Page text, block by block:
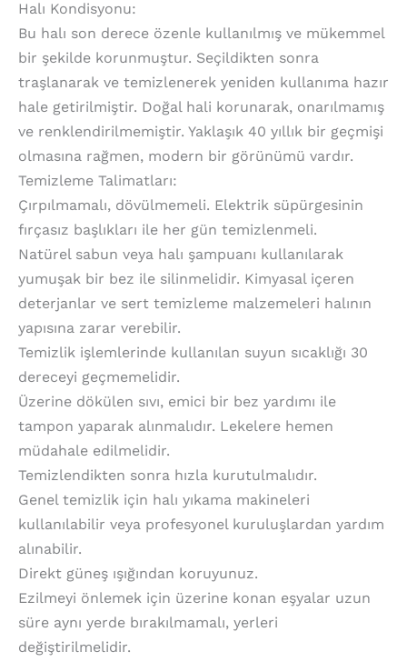
Halı Kondisyonu:
Bu halı son derece özenle kullanılmış ve mükemmel
bir şekilde korunmuştur. Seçildikten sonra
traşlanarak ve temizlenerek yeniden kullanıma hazır
hale getirilmiştir. Doğal hali korunarak, onarılmamış
ve renklendirilmemiştir. Yaklaşık 40 yıllık bir geçmişi
olmasına rağmen, modern bir görünümü vardır.
Temizleme Talimatları:
Çırpılmamalı, dövülmemeli. Elektrik süpürgesinin
fırçasız başlıkları ile her gün temizlenmeli.
Natürel sabun veya halı şampuanı kullanılarak
yumuşak bir bez ile silinmelidir. Kimyasal içeren
deterjanlar ve sert temizleme malzemeleri halının
yapısına zarar verebilir.
Temizlik işlemlerinde kullanılan suyun sıcaklığı 30
dereceyi geçmemelidir.
Üzerine dökülen sıvı, emici bir bez yardımı ile
tampon yaparak alınmalıdır. Lekelere hemen
müdahale edilmelidir.
Temizlendikten sonra hızla kurutulmalıdır.
Genel temizlik için halı yıkama makineleri
kullanılabilir veya profesyonel kuruluşlardan yardım
alınabilir.
Direkt güneş ışığından koruyunuz.
Ezilmeyi önlemek için üzerine konan eşyalar uzun
süre aynı yerde bırakılmamalı, yerleri
değiştirilmelidir.